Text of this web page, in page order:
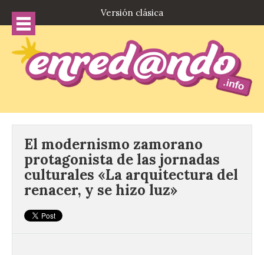
Versión clásica
El modernismo zamorano
protagonista de las jornadas
culturales «La arquitectura del
renacer, y se hizo luz»